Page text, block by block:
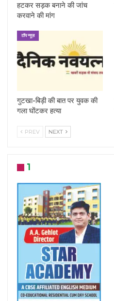
हटकर सड़क बनाने की जांच
करवाने की मांग
टॉप न्यूज़
गुटखा-बिड़ी की बात पर युवक की
गला घोंटकर हत्या
PREV NEXT
1